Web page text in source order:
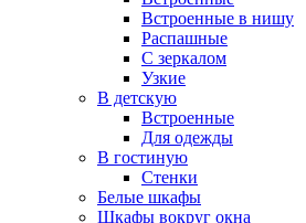
Встроенные в нишу
Распашные
С зеркалом
Узкие
В детскую
Встроенные
Для одежды
В гостиную
Стенки
Белые шкафы
Шкафы вокруг окна